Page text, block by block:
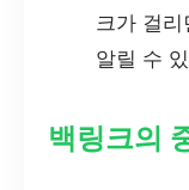
크가 걸
알릴 수
백링크의